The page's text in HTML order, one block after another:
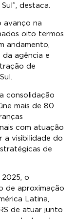
destaca.
avanço na
oito termos
andamento,
agência e
de
consolidação
mais de 80
com atuação
a visibilidade do
de
o
de aproximação
Latina,
de atuar junto